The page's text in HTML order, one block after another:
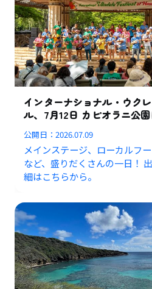
インターナショナル・ウク
ル、7月12日 カピオラニ公
公開日：2026.07.09
メインステージ、ローカルフ
など、盛りだくさんの一日！
細はこちらから。